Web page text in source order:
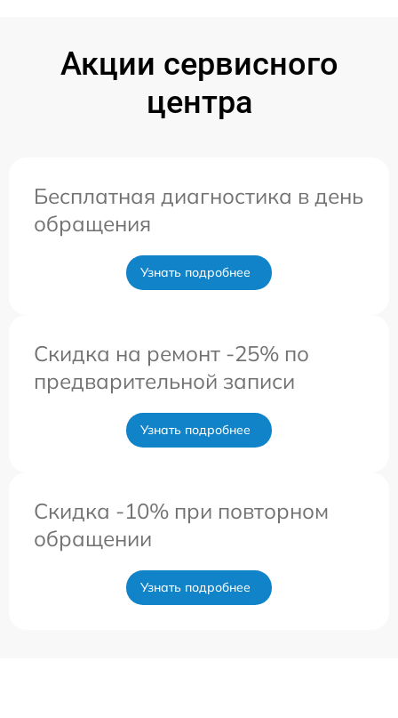
Акции сервисного
центра
Бесплатная диагностика в день
обращения
Узнать подробнее
Скидка на ремонт -25% по
предварительной записи
Узнать подробнее
Скидка -10% при повторном
обращении
Узнать подробнее